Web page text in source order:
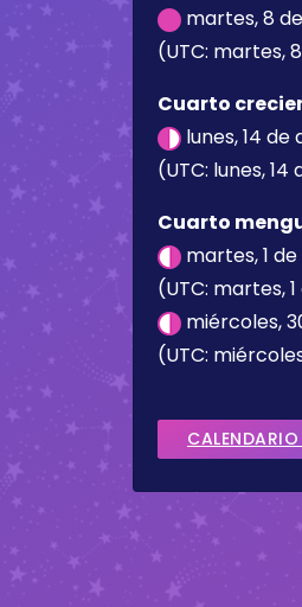
martes, 8
(UTC: martes,
Cuarto
lunes, 14 de
(UTC: lunes,
Cuarto
martes, 1
(UTC: martes,
miércoles,
(UTC: